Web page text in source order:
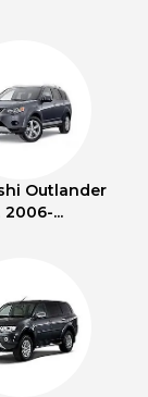
Outlander
2006-...